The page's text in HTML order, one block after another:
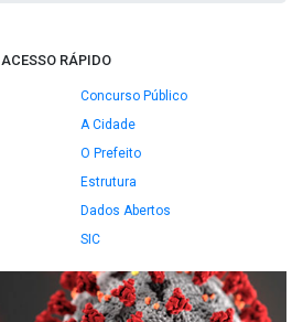
ACESSO RÁPIDO
Concurso Público
A Cidade
O Prefeito
Estrutura
Dados Abertos
SIC